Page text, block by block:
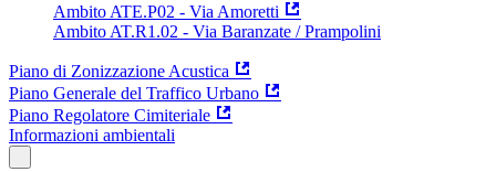
Ambito ATE.P02 - Via Amoretti
Ambito AT.R1.02 - Via Baranzate / Prampolini
Piano di Zonizzazione Acustica
Piano Generale del Traffico Urbano
Piano Regolatore Cimiteriale
Informazioni ambientali